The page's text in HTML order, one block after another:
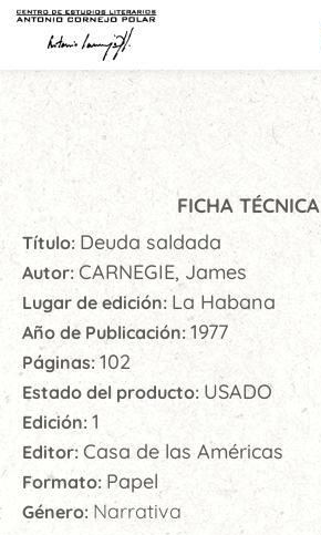
FICHA TÉCNICA
Título: Deuda saldada
Autor: CARNEGIE, James
Lugar de edición: La Habana
Año de Publicación:1977
Páginas: 102
Estado del producto: USADO
Edición: 1
Editor: Casa de las Américas
Formato: Papel
Género: Narrativa